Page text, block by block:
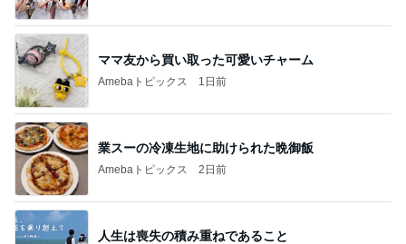
ママ友から買い取った可愛いチャーム
Amebaトピックス 1日前
業スーの冷凍生地に助けられた晩御飯
Amebaトピックス 2日前
人生は喪失の積み重ねであること